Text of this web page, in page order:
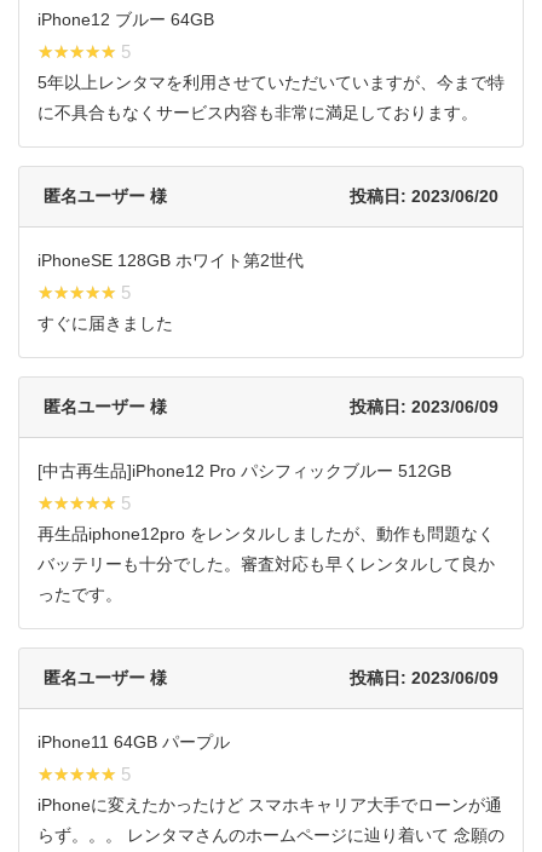
iPhone12 ブルー 64GB
★★★★★
★★★★★ 5
5年以上レンタマを利用させていただいていますが、今まで特
に不具合もなくサービス内容も非常に満足しております。
匿名ユーザー 様 投稿日: 2023/06/20
iPhoneSE 128GB ホワイト第2世代
★★★★★
★★★★★ 5
すぐに届きました
匿名ユーザー 様 投稿日: 2023/06/09
[中古再生品]iPhone12 Pro パシフィックブルー 512GB
★★★★★
★★★★★ 5
再生品iphone12pro をレンタルしましたが、動作も問題なく
バッテリーも十分でした。審査対応も早くレンタルして良か
ったです。
匿名ユーザー 様 投稿日: 2023/06/09
iPhone11 64GB パープル
★★★★★
★★★★★ 5
iPhoneに変えたかったけど スマホキャリア大手でローンが通
らず。。。 レンタマさんのホームページに辿り着いて 念願の